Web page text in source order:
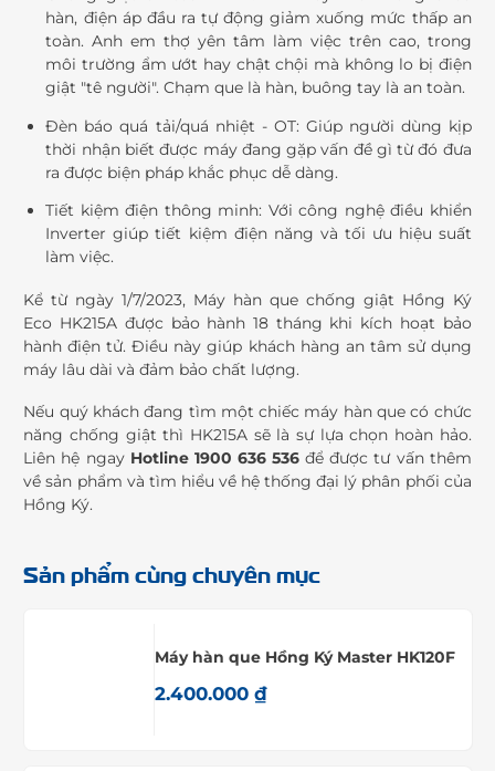
hàn, điện áp đầu ra tự động giảm xuống mức thấp an
toàn. Anh em thợ yên tâm làm việc trên cao, trong
môi trường ẩm ướt hay chật chội mà không lo bị điện
giật "tê người". Chạm que là hàn, buông tay là an toàn.
Đèn báo quá tải/quá nhiệt - OT: Giúp người dùng kịp
thời nhận biết được máy đang gặp vấn đề gì từ đó đưa
ra được biện pháp khắc phục dễ dàng.
Tiết kiệm điện thông minh: Với công nghệ điều khiển
Inverter giúp tiết kiệm điện năng và tối ưu hiệu suất
làm việc.
Kể từ ngày 1/7/2023, Máy hàn que chống giật Hồng Ký
Eco HK215A được bảo hành 18 tháng khi kích hoạt bảo
hành điện tử. Điều này giúp khách hàng an tâm sử dụng
máy lâu dài và đảm bảo chất lượng.
Nếu quý khách đang tìm một chiếc máy hàn que có chức
năng chống giật thì HK215A sẽ là sự lựa chọn hoàn hảo.
Liên hệ ngay Hotline 1900 636 536 để được tư vấn thêm
về sản phẩm và tìm hiểu về hệ thống đại lý phân phối của
Hồng Ký.
Sản phẩm cùng chuyên mục
Máy hàn que Hồng Ký Master HK120F
2.400.000 ₫